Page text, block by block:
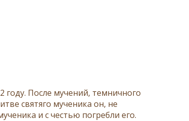
году. После мучений, темничного
святяго мученика он, не
и с честью погребли его.